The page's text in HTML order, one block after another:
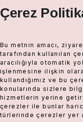
Çerez
Bu metnin amacı,
tarafından kullanılan
aracılığıyla otomatik
işlenmesine ilişkin
kullandığımız ve bu
konularında sizlere
hizmetlerin yerine
çerezler ile bunlar
türlerinde çerezler yer